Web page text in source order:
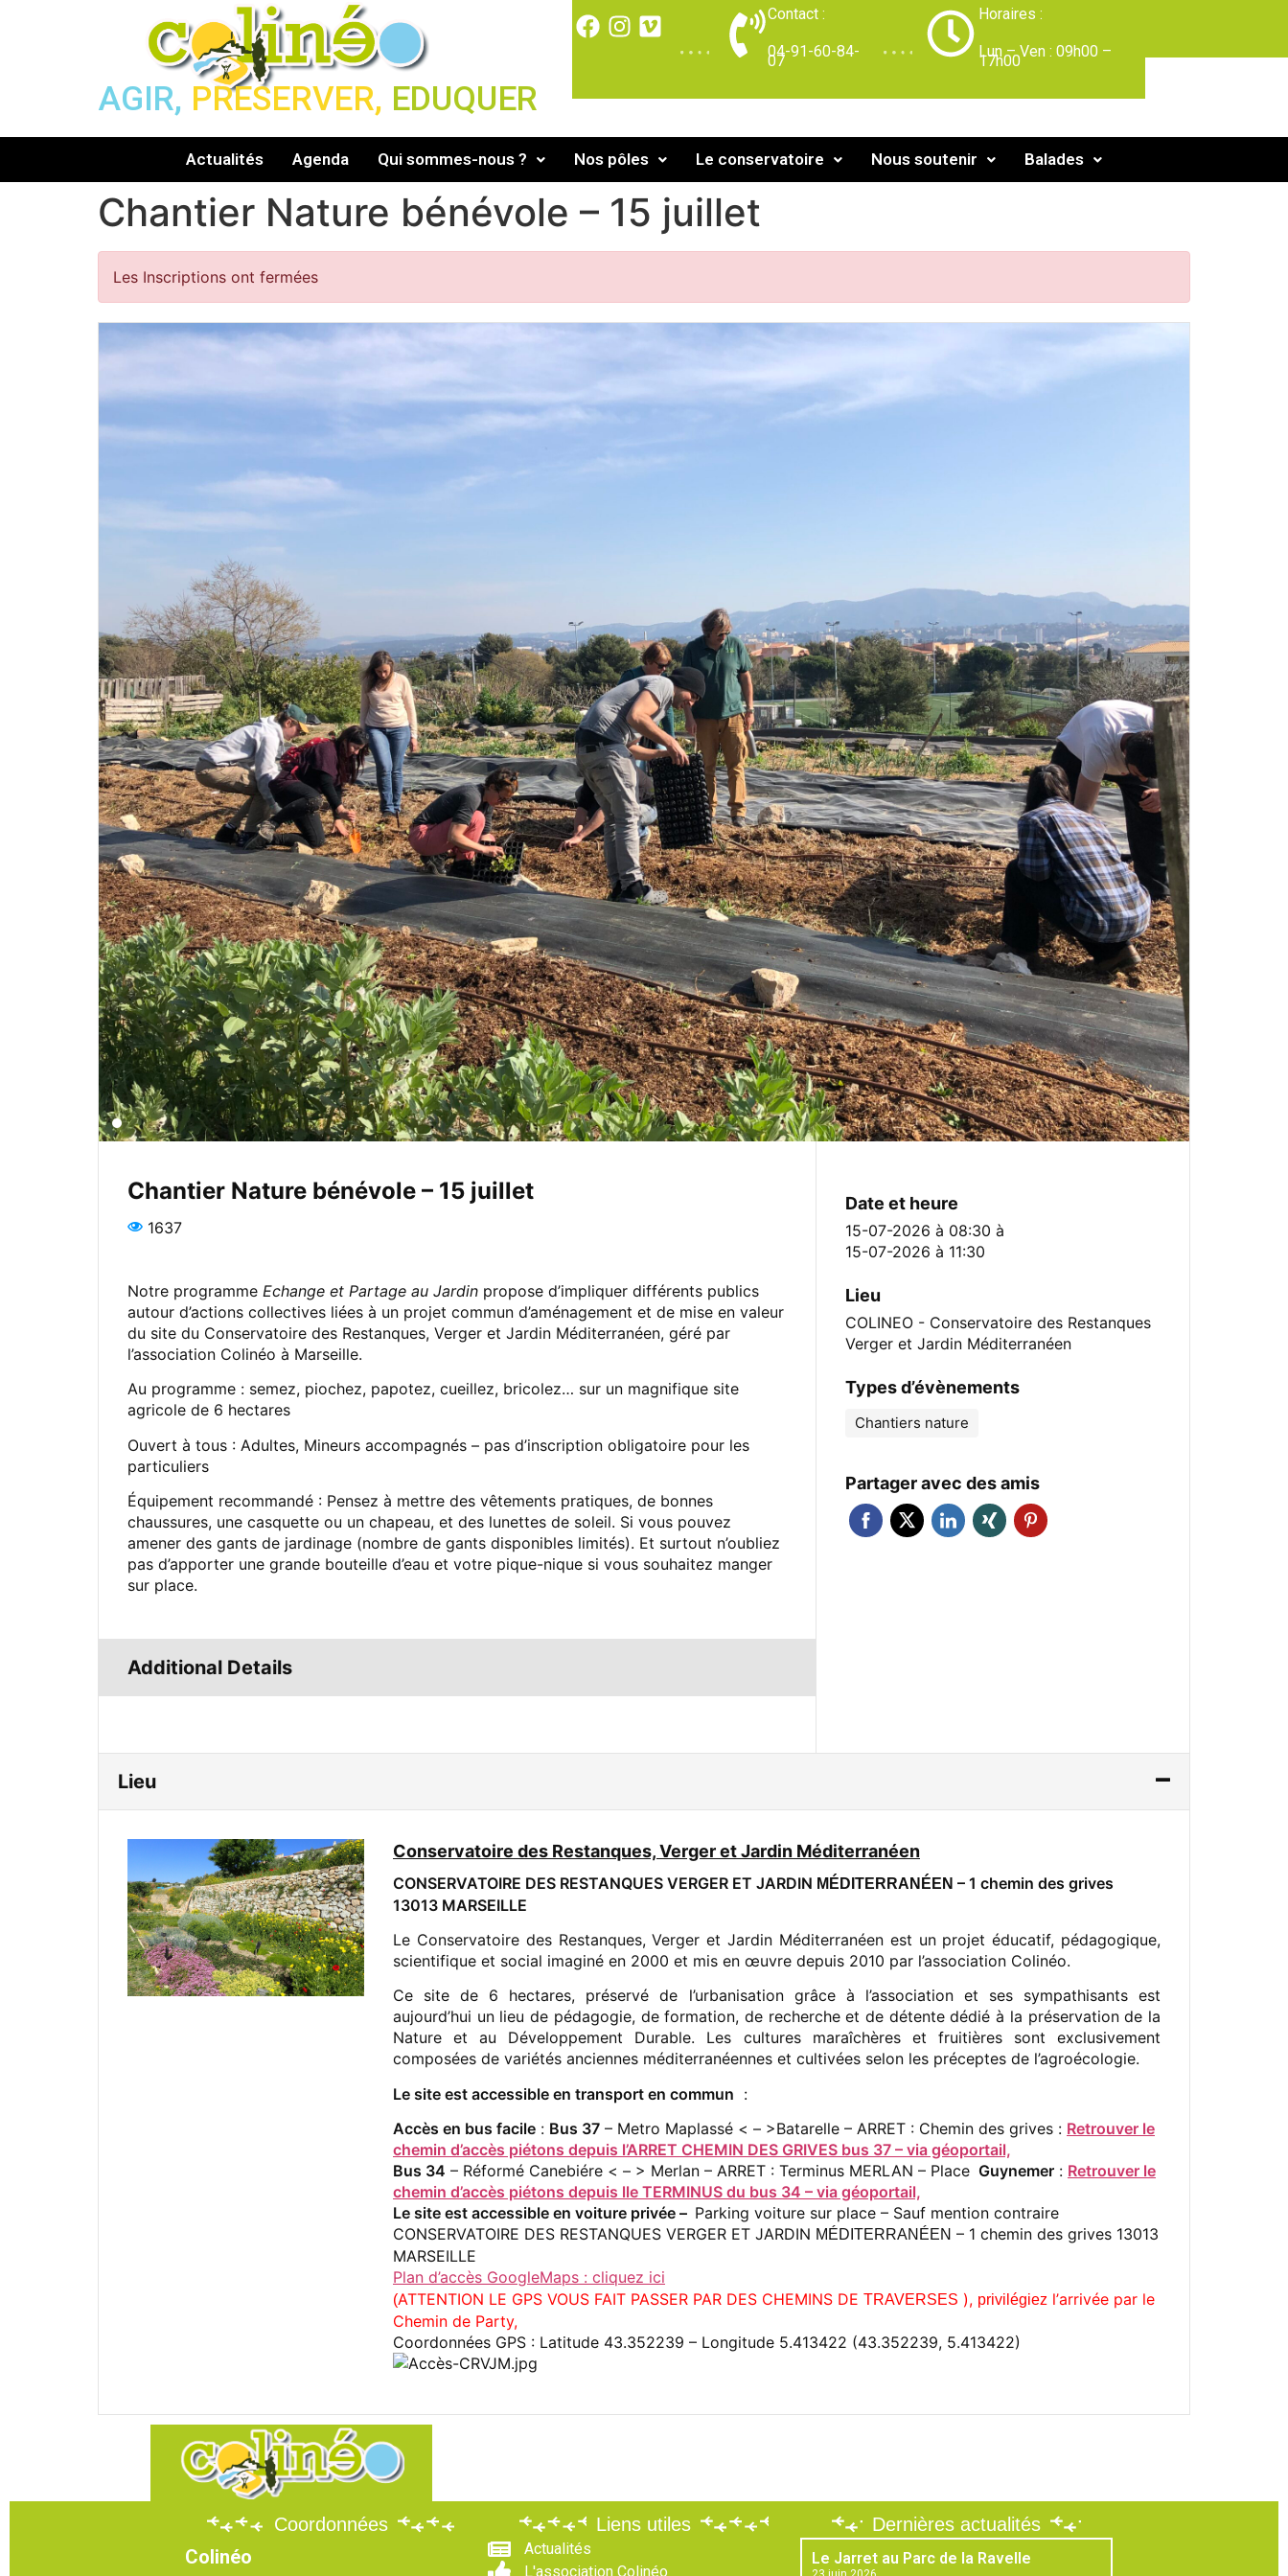
Contact :
04-91-60-84-
07
Horaires :
Lun – Ven : 09h00 –
17h00
AGIR, PRESERVER, EDUQUER
Actualités Agenda Qui sommes-nous ? Nos pôles Le conservatoire Nous soutenir Balades
Chantier Nature bénévole – 15 juillet
Les Inscriptions ont fermées
Chantier Nature bénévole – 15 juillet
1637
Notre programme Echange et Partage au Jardin propose d’impliquer différents publics
autour d’actions collectives liées à un projet commun d’aménagement et de mise en valeur
du site du Conservatoire des Restanques, Verger et Jardin Méditerranéen, géré par
l’association Colinéo à Marseille.
Au programme : semez, piochez, papotez, cueillez, bricolez… sur un magnifique site
agricole de 6 hectares
Ouvert à tous : Adultes, Mineurs accompagnés – pas d’inscription obligatoire pour les
particuliers
Équipement recommandé : Pensez à mettre des vêtements pratiques, de bonnes
chaussures, une casquette ou un chapeau, et des lunettes de soleil. Si vous pouvez
amener des gants de jardinage (nombre de gants disponibles limités). Et surtout n’oubliez
pas d’apporter une grande bouteille d’eau et votre pique-nique si vous souhaitez manger
sur place.
Additional Details
Date et heure
15-07-2026 à 08:30 à
15-07-2026 à 11:30
Lieu
COLINEO - Conservatoire des Restanques
Verger et Jardin Méditerranéen
Types d’évènements
Chantiers nature
Partager avec des amis
Lieu
Conservatoire des Restanques, Verger et Jardin Méditerranéen
CONSERVATOIRE DES RESTANQUES VERGER ET JARDIN MÉDITERRANÉEN – 1 chemin des grives
13013 MARSEILLE
Le Conservatoire des Restanques, Verger et Jardin Méditerranéen est un projet éducatif, pédagogique,
scientifique et social imaginé en 2000 et mis en œuvre depuis 2010 par l’association Colinéo.
Ce site de 6 hectares, préservé de l’urbanisation grâce à l’association et ses sympathisants est
aujourd’hui un lieu de pédagogie, de formation, de recherche et de détente dédié à la préservation de la
Nature et au Développement Durable. Les cultures maraîchères et fruitières sont exclusivement
composées de variétés anciennes méditerranéennes et cultivées selon les préceptes de l’agroécologie.
Le site est accessible en transport en commun :
Accès en bus facile : Bus 37 – Metro Maplassé < – >Batarelle – ARRET : Chemin des grives : Retrouver le
chemin d’accès piétons depuis l’ARRET CHEMIN DES GRIVES bus 37 – via géoportail,
Bus 34 – Réformé Canebiére < – > Merlan – ARRET : Terminus MERLAN – Place Guynemer : Retrouver le
chemin d’accès piétons depuis lle TERMINUS du bus 34 – via géoportail,
Le site est accessible en voiture privée – Parking voiture sur place – Sauf mention contraire
CONSERVATOIRE DES RESTANQUES VERGER ET JARDIN MÉDITERRANÉEN – 1 chemin des grives 13013
MARSEILLE
Plan d’accès GoogleMaps : cliquez ici
(ATTENTION LE GPS VOUS FAIT PASSER PAR DES CHEMINS DE TRAVERSES ), privilégiez l’arrivée par le
Chemin de Party,
Coordonnées GPS : Latitude 43.352239 – Longitude 5.413422 (43.352239, 5.413422)
Coordonnées
Colinéo
Liens utiles
Actualités
L'association Colinéo
Dernières actualités
Le Jarret au Parc de la Ravelle